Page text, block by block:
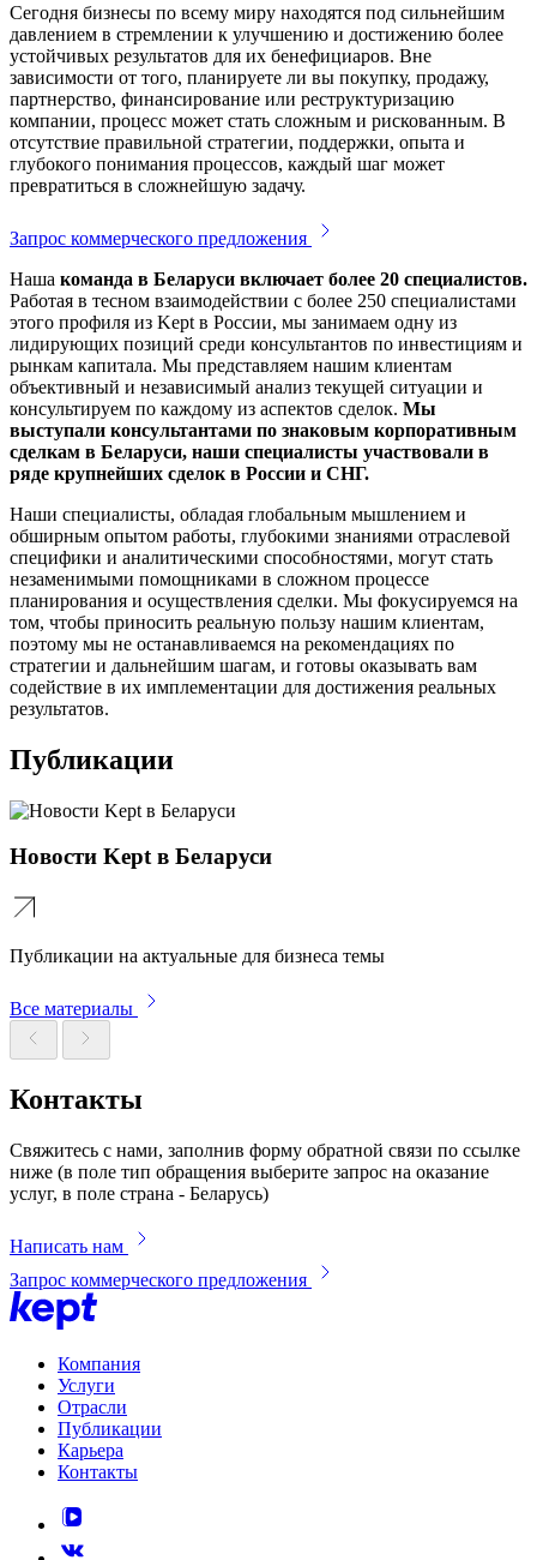
Сегодня бизнесы по всему миру находятся под сильнейшим
давлением в стремлении к улучшению и достижению более
устойчивых результатов для их бенефициаров. Вне
зависимости от того, планируете ли вы покупку, продажу,
партнерство, финансирование или реструктуризацию
компании, процесс может стать сложным и рискованным. В
отсутствие правильной стратегии, поддержки, опыта и
глубокого понимания процессов, каждый шаг может
превратиться в сложнейшую задачу.
Запрос коммерческого предложения
Наша команда в Беларуси включает более 20 специалистов.
Работая в тесном взаимодействии с более 250 специалистами
этого профиля из Kept в России, мы занимаем одну из
лидирующих позиций среди консультантов по инвестициям и
рынкам капитала. Мы представляем нашим клиентам
объективный и независимый анализ текущей ситуации и
консультируем по каждому из аспектов сделок. Мы
выступали консультантами по знаковым корпоративным
сделкам в Беларуси, наши специалисты участвовали в
ряде крупнейших сделок в России и СНГ.
Наши специалисты, обладая глобальным мышлением и
обширным опытом работы, глубокими знаниями отраслевой
специфики и аналитическими способностями, могут стать
незаменимыми помощниками в сложном процессе
планирования и осуществления сделки. Мы фокусируемся на
том, чтобы приносить реальную пользу нашим клиентам,
поэтому мы не останавливаемся на рекомендациях по
стратегии и дальнейшим шагам, и готовы оказывать вам
содействие в их имплементации для достижения реальных
результатов.
Публикации
Новости Kept в Беларуси
Публикации на актуальные для бизнеса темы
Все материалы
Контакты
Свяжитесь с нами, заполнив форму обратной связи по ссылке
ниже (в поле тип обращения выберите запрос на оказание
услуг, в поле страна - Беларусь)
Написать нам
Запрос коммерческого предложения
Компания
Услуги
Отрасли
Публикации
Карьера
Контакты